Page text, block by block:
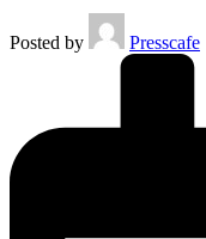
Posted by Presscafe